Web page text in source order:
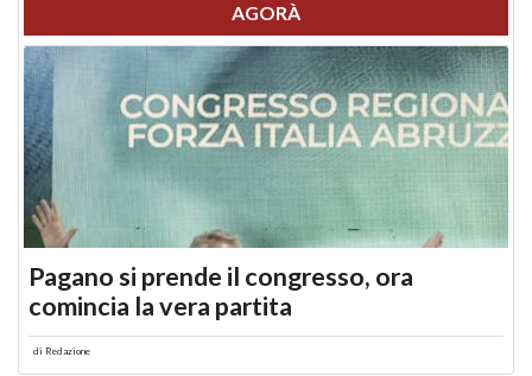
AGORÀ
Pagano si prende il congresso, ora
comincia la vera partita
di Redazione